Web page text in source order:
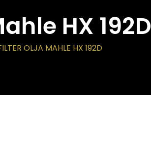
HX 192D
OLJA MAHLE HX 192D